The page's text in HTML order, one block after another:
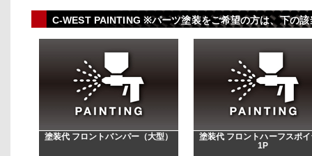
C-WEST PAINTING ※パーツ塗装をご希望の方は、下の
塗装代 フロントバンパー（大型）
塗装代 フロントハーフスポ
1P